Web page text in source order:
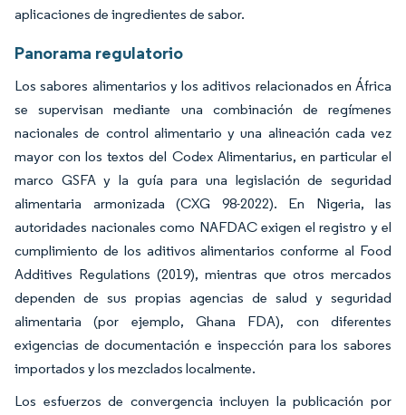
aplicaciones de ingredientes de sabor.
Panorama regulatorio
Los sabores alimentarios y los aditivos relacionados en África
se supervisan mediante una combinación de regímenes
nacionales de control alimentario y una alineación cada vez
mayor con los textos del Codex Alimentarius, en particular el
marco GSFA y la guía para una legislación de seguridad
alimentaria armonizada (CXG 98-2022). En Nigeria, las
autoridades nacionales como NAFDAC exigen el registro y el
cumplimiento de los aditivos alimentarios conforme al Food
Additives Regulations (2019), mientras que otros mercados
dependen de sus propias agencias de salud y seguridad
alimentaria (por ejemplo, Ghana FDA), con diferentes
exigencias de documentación e inspección para los sabores
importados y los mezclados localmente.
Los esfuerzos de convergencia incluyen la publicación por